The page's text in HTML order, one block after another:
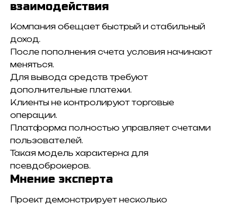
взаимодействия
Компания обещает быстрый и стабильный
доход.
После пополнения счета условия начинают
меняться.
Для вывода средств требуют
дополнительные платежи.
Клиенты не контролируют торговые
операции.
Платформа полностью управляет счетами
пользователей.
Такая модель характерна для
псевдоброкеров.
Мнение эксперта
Проект демонстрирует несколько